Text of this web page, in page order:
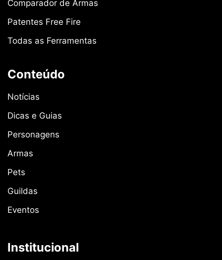
Comparador de Armas
Patentes Free Fire
Todas as Ferramentas
Conteúdo
Notícias
Dicas e Guias
Personagens
Armas
Pets
Guildas
Eventos
Institucional